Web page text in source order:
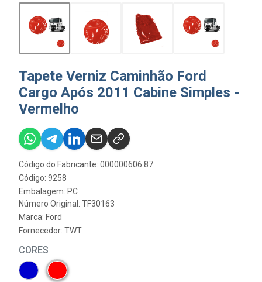
Tapete Verniz Caminhão Ford
Cargo Após 2011 Cabine Simples -
Vermelho
Código do Fabricante: 000000606.87
Código: 9258
Embalagem: PC
Número Original: TF30163
Marca: Ford
Fornecedor: TWT
CORES